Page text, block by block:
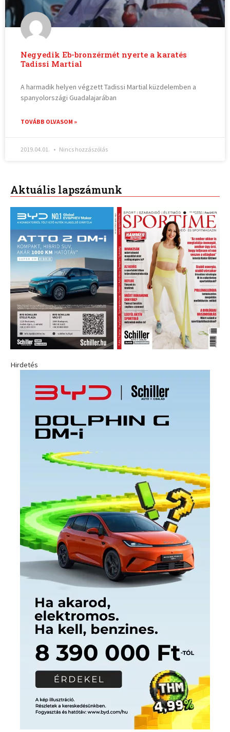
Negyedik Eb-bronzérmét nyerte a karatés
Tadissi Martial
A harmadik helyen végzett Tadissi Martial küzdelemben a
spanyolországi Guadalajarában
TOVÁBB OLVASOM »
2019.04.01. Nincs hozzászólás
Aktuális lapszámunk
Hirdetés